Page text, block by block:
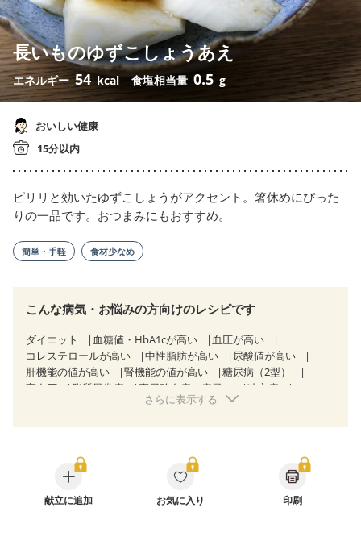
長いものゆずこしょうあえ
エネルギー54 kcal 食塩相当量 0.5 g
おいしい健康
15分以内
ピリリと効いたゆずこしょうがアクセント。箸休めにぴった
りの一品です。おつまみにもおすすめ。
簡単・手軽 食材少なめ
こんな病気・お悩みの方向けのレシピです
ダイエット 血糖値・HbA1cが高い
血圧が高い
コレステロールが高い
中性脂肪が高い
尿酸値が高い
肝機能の値が高い
腎機能の値が高い
糖尿病（2型）
高血圧
脂質異常症 高尿酸血症（痛風）
狭心症
心不全
胃ポリープ
CKD（ステージ２）
CKD（ステージ３a）
乳がん（抗がん剤治療中）
乳がん（ホルモン療法中）
乳がん（放射線治療中）
さらに表示する
献立に追加 お気に入り 印刷